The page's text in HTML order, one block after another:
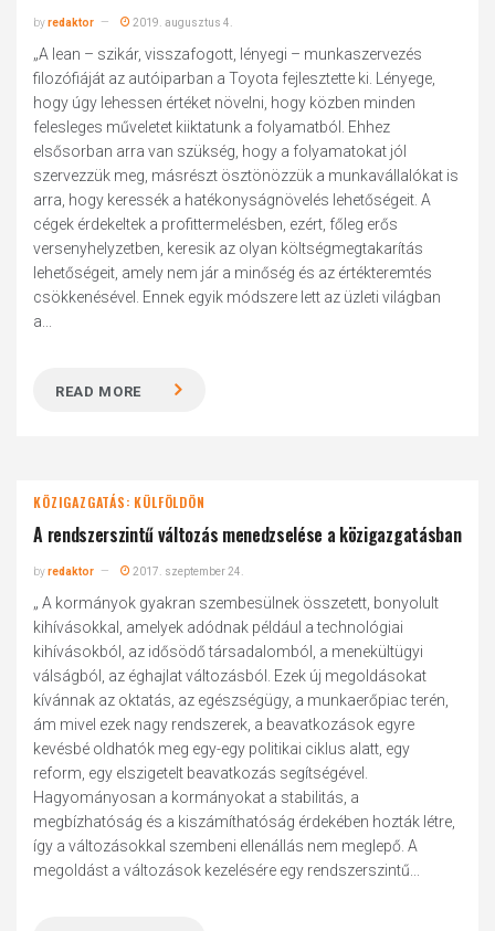
byredaktor 2019. augusztus 4.
„A lean – szikár, visszafogott, lényegi – munkaszervezés
filozófiáját az autóiparban a Toyota fejlesztette ki. Lényege,
hogy úgy lehessen értéket növelni, hogy közben minden
felesleges műveletet kiiktatunk a folyamatból. Ehhez
elsősorban arra van szükség, hogy a folyamatokat jól
szervezzük meg, másrészt ösztönözzük a munkavállalókat is
arra, hogy keressék a hatékonyságnövelés lehetőségeit. A
cégek érdekeltek a profittermelésben, ezért, főleg erős
versenyhelyzetben, keresik az olyan költségmegtakarítás
lehetőségeit, amely nem jár a minőség és az értékteremtés
csökkenésével. Ennek egyik módszere lett az üzleti világban
a...
READ MORE
KÖZIGAZGATÁS: KÜLFÖLDÖN
A rendszerszintű változás menedzselése a közigazgatásban
byredaktor 2017. szeptember 24.
„ A kormányok gyakran szembesülnek összetett, bonyolult
kihívásokkal, amelyek adódnak például a technológiai
kihívásokból, az idősödő társadalomból, a menekültügyi
válságból, az éghajlat változásból. Ezek új megoldásokat
kívánnak az oktatás, az egészségügy, a munkaerőpiac terén,
ám mivel ezek nagy rendszerek, a beavatkozások egyre
kevésbé oldhatók meg egy-egy politikai ciklus alatt, egy
reform, egy elszigetelt beavatkozás segítségével.
Hagyományosan a kormányokat a stabilitás, a
megbízhatóság és a kiszámíthatóság érdekében hozták létre,
így a változásokkal szembeni ellenállás nem meglepő. A
megoldást a változások kezelésére egy rendszerszintű...